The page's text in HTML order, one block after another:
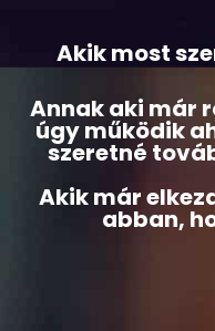
Akik most
Annak aki már
szeretné